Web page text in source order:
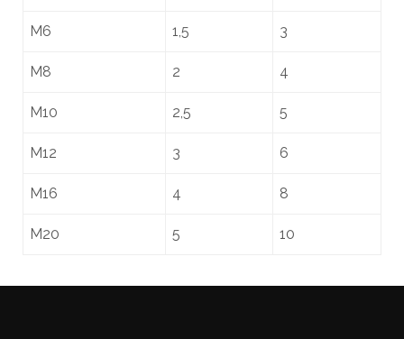
M6 1,5 3
M8 2 4
M10 2,5 5
M12 3 6
M16 4 8
M20 5 10